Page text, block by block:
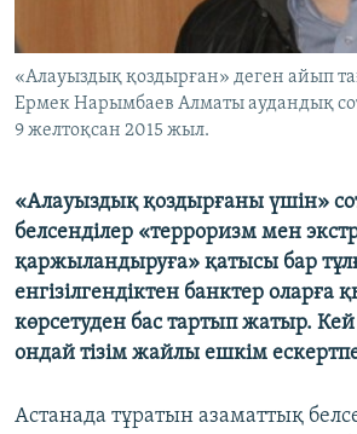
Басқа тілдерде
«Алауыздық қоздырған» деген айып
Ермек Нарымбаев Алматы аудандық
9 желтоқсан 2015 жыл.
«Алауыздық қоздырғаны үшін»
белсенділер «терроризм мен
қаржыландыруға» қатысы бар
енгізілгендіктен банктер оларға
көрсетуден бас тартып жатыр. Кей
ондай тізім жайлы ешкім
Астанада тұратын азаматтық